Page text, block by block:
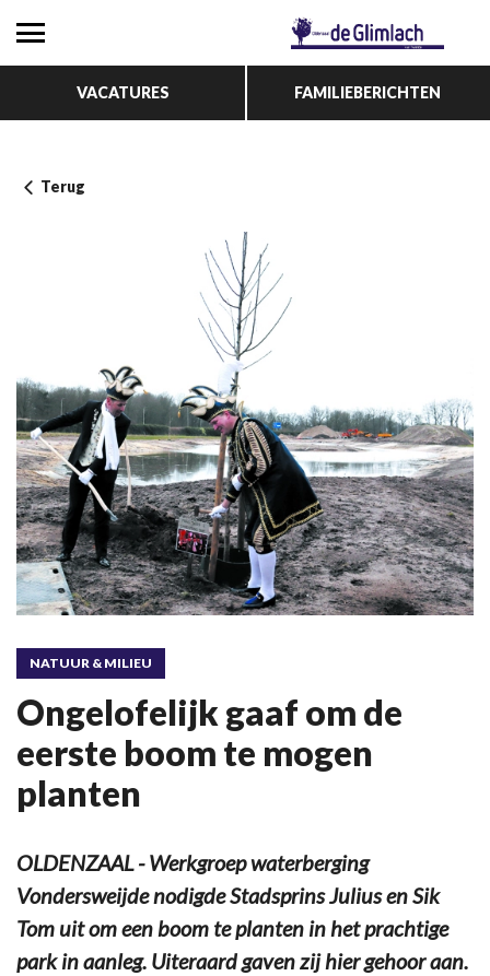
VACATURES FAMILIEBERICHTEN
Terug
NATUUR & MILIEU
Ongelofelijk gaaf om de
eerste boom te mogen
planten
OLDENZAAL - Werkgroep waterberging
Vondersweijde nodigde Stadsprins Julius en Sik
Tom uit om een boom te planten in het prachtige
park in aanleg. Uiteraard gaven zij hier gehoor aan.